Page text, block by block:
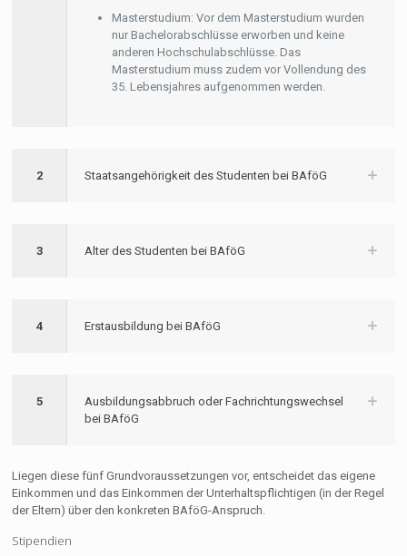
Masterstudium: Vor dem Masterstudium wurden
nur Bachelorabschlüsse erworben und keine
anderen Hochschulabschlüsse. Das
Masterstudium muss zudem vor Vollendung des
35. Lebensjahres aufgenommen werden.
2 Staatsangehörigkeit des Studenten bei BAföG
3 Alter des Studenten bei BAföG
4 Erstausbildung bei BAföG
5
Ausbildungsabbruch oder Fachrichtungswechsel
bei BAföG
Liegen diese fünf Grundvoraussetzungen vor, entscheidet das eigene
Einkommen und das Einkommen der Unterhaltspflichtigen (in der Regel
der Eltern) über den konkreten BAföG-Anspruch.
Stipendien